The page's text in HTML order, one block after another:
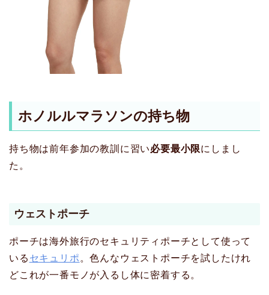
ホノルルマラソンの持ち物
持ち物は前年参加の教訓に習い必要最小限にしまし
た。
ウェストポーチ
ポーチは海外旅行のセキュリティポーチとして使って
いる セキュリポ 。色んなウェストポーチを試したけれ
どこれが一番モノが入るし体に密着する。